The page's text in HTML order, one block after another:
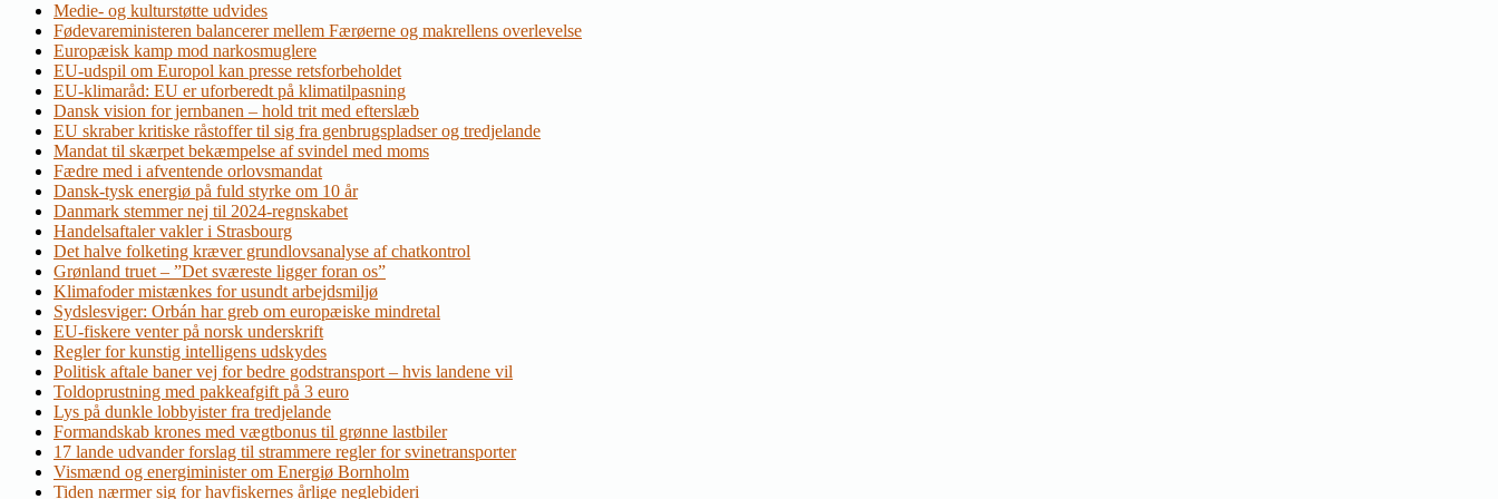
Medie- og kulturstøtte udvides
Fødevareministeren balancerer mellem Færøerne og makrellens overlevelse
Europæisk kamp mod narkosmuglere
EU-udspil om Europol kan presse retsforbeholdet
EU-klimaråd: EU er uforberedt på klimatilpasning
Dansk vision for jernbanen – hold trit med efterslæb
EU skraber kritiske råstoffer til sig fra genbrugspladser og tredjelande
Mandat til skærpet bekæmpelse af svindel med moms
Fædre med i afventende orlovsmandat
Dansk-tysk energiø på fuld styrke om 10 år
Danmark stemmer nej til 2024-regnskabet
Handelsaftaler vakler i Strasbourg
Det halve folketing kræver grundlovsanalyse af chatkontrol
Grønland truet – ”Det sværeste ligger foran os”
Klimafoder mistænkes for usundt arbejdsmiljø
Sydslesviger: Orbán har greb om europæiske mindretal
EU-fiskere venter på norsk underskrift
Regler for kunstig intelligens udskydes
Politisk aftale baner vej for bedre godstransport – hvis landene vil
Toldoprustning med pakkeafgift på 3 euro
Lys på dunkle lobbyister fra tredjelande
Formandskab krones med vægtbonus til grønne lastbiler
17 lande udvander forslag til strammere regler for svinetransporter
Vismænd og energiminister om Energiø Bornholm
Tiden nærmer sig for havfiskernes årlige neglebideri